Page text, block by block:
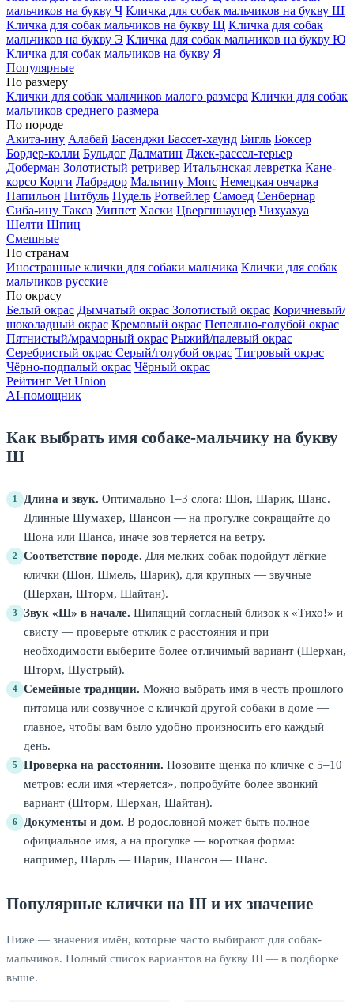
мальчиков на букву Ч Кличка для собак мальчиков на букву Ш
Кличка для собак мальчиков на букву Щ Кличка для собак
мальчиков на букву Э Кличка для собак мальчиков на букву Ю
Кличка для собак мальчиков на букву Я
Популярные
По размеру
Клички для собак мальчиков малого размера Клички для собак
мальчиков среднего размера
По породе
Акита-ину Алабай Басенджи Бассет-хаунд Бигль Боксер
Бордер-колли Бульдог Далматин Джек-рассел-терьер
Доберман Золотистый ретривер Итальянская левретка Кане-
корсо Корги Лабрадор Мальтипу Мопс Немецкая овчарка
Папильон Питбуль Пудель Ротвейлер Самоед Сенбернар
Сиба-ину Такса Уиппет Хаски Цвергшнауцер Чихуахуа
Шелти Шпиц
Смешные
По странам
Иностранные клички для собаки мальчика Клички для собак
мальчиков русские
По окрасу
Белый окрас Дымчатый окрас Золотистый окрас Коричневый/
шоколадный окрас Кремовый окрас Пепельно-голубой окрас
Пятнистый/мраморный окрас Рыжий/палевый окрас
Серебристый окрас Серый/голубой окрас Тигровый окрас
Чёрно-подпалый окрас Чёрный окрас
Рейтинг Vet Union
AI-помощник
Как выбрать имя собаке-мальчику на букву
Ш
1 Длина и звук. Оптимально 1–3 слога: Шон, Шарик, Шанс.
Длинные Шумахер, Шансон — на прогулке сокращайте до
Шона или Шанса, иначе зов теряется на ветру.
2 Соответствие породе. Для мелких собак подойдут лёгкие
клички (Шон, Шмель, Шарик), для крупных — звучные
(Шерхан, Шторм, Шайтан).
3 Звук «Ш» в начале. Шипящий согласный близок к «Тихо!» и
свисту — проверьте отклик с расстояния и при
необходимости выберите более отличимый вариант (Шерхан,
Шторм, Шустрый).
4 Семейные традиции. Можно выбрать имя в честь прошлого
питомца или созвучное с кличкой другой собаки в доме —
главное, чтобы вам было удобно произносить его каждый
день.
5 Проверка на расстоянии. Позовите щенка по кличке с 5–10
метров: если имя «теряется», попробуйте более звонкий
вариант (Шторм, Шерхан, Шайтан).
6 Документы и дом. В родословной может быть полное
официальное имя, а на прогулке — короткая форма:
например, Шарль — Шарик, Шансон — Шанс.
Популярные клички на Ш и их значение
Ниже — значения имён, которые часто выбирают для собак-
мальчиков. Полный список вариантов на букву Ш — в подборке
выше.